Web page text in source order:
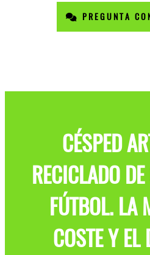
PREGUNTA
CÉSPED
RECICLADO
FÚTBOL. LA
COSTE Y EL